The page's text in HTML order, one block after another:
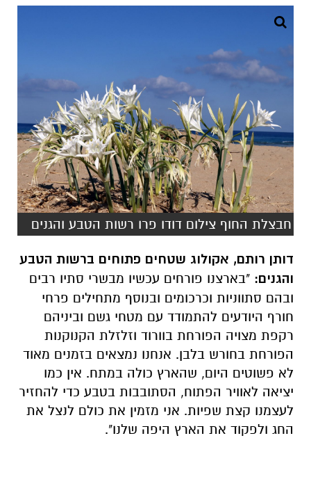
חבצלת החוף צילום דודו פרו רשות הטבע והגנים
דותן רותם, אקולוג שטחים פתוחים ברשות הטבע
והגנים: "בארצנו פורחים עכשיו מבשרי סתיו רבים
ובהם סתווניות וכרכומים ובנוסף מתחילים פרחי
חורף היודעים להתמודד עם מטחי גשם וביניהם
רקפת מצויה הפורחת בוורוד וזלזלת הקנוקנות
הפורחת בחורש בלבן. אנחנו נמצאים בזמנים מאוד
לא פשוטים היום, שהארץ כולה במתח. אין כמו
יציאה לאוויר הפתוח, הסתובבות בטבע כדי להחזיר
לעצמנו קצת שפיות. אני מזמין את כולם לנצל את
החג ולפקוד את הארץ היפה שלנו".